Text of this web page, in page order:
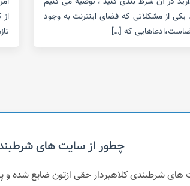
یکی از مشکلاتی که فضای اینترنت به وجود
که […]
چطور از سایت های
ضایع شده و پولتون رو خوردن٬ درباره ش برامون بنویسید و بهمراه